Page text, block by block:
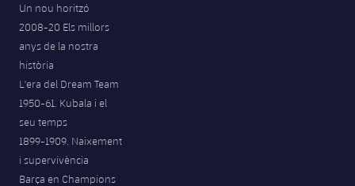
Un nou horitzó
2008-20 Els millors
anys de la nostra
història
L'era del Dream Team
1950-61. Kubala i el
seu temps
1899-1909. Naixement
i supervivència
Barça en Champions